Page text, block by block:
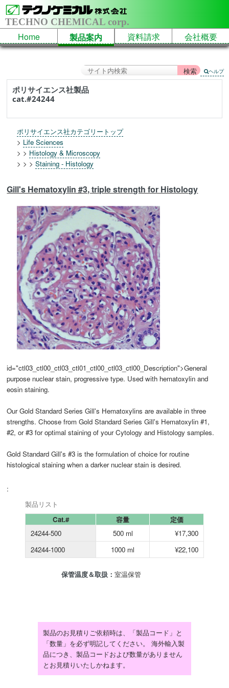
TECHNO CHEMICAL corp.
Home 製品案内 資料請求 会社概要
ヘルプ
ポリサイエンス社製品
cat.#24244
ポリサイエンス社カテゴリートップ
> Life Sciences
> > Histology & Microscopy
> > >Staining - Histology
Gill's Hematoxylin #3, triple strength for Histology
id="ctl03_ctl00_ctl03_ctl01_ctl00_ctl03_ctl00_Description">General
purpose nuclear stain, progressive type. Used with hematoxylin and
eosin staining.
Our Gold Standard Series Gill's Hematoxylins are available in three
strengths. Choose from Gold Standard Series Gill's Hematoxylin #1,
#2, or #3 for optimal staining of your Cytology and Histology samples.
Gold Standard Gill's #3 is the formulation of choice for routine
histological staining when a darker nuclear stain is desired.
:
製品リスト
Cat.#
容量
定価
24244-500
500 ml
¥17,300
24244-1000
1000 ml ¥22,100
保管温度＆取扱：室温保管
製品のお見積りご依頼時は、「製品コード」と
「数量」を必ず明記してください。 海外輸入製
品につき、製品コードおよび数量がありません
とお見積りいたしかねます。